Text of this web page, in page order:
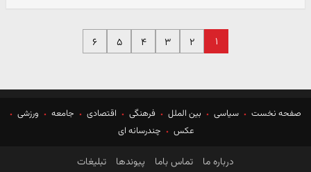
۱ ۲ ۳ ۴ ۵ ۶
صفحه نخست سیاسی بین الملل فرهنگی اقتصادی جامعه
ورزشی
عکس
چندرسانه ای
درباره ما تماس باما پیوندها تبلیغات